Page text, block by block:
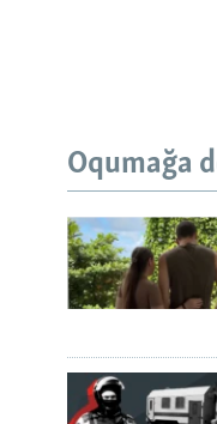
Oqumağa